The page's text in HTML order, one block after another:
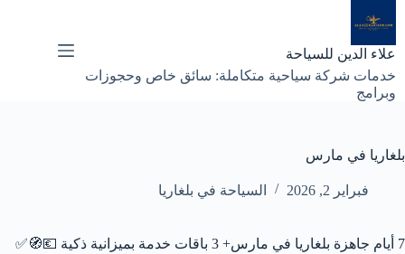
إلى
المحتوى
علاء الدين للسياحة
خدمات شركة سياحية متكاملة: سائق خاص وحجوزات
وبرامج
بلغاريا في مارس
فبراير 2, 2026 السياحة في بلغاريا
7 أيام جاهزة بلغاريا في مارس+ 3 باقات خدمة بميزانية ذكية 💶🧭✅